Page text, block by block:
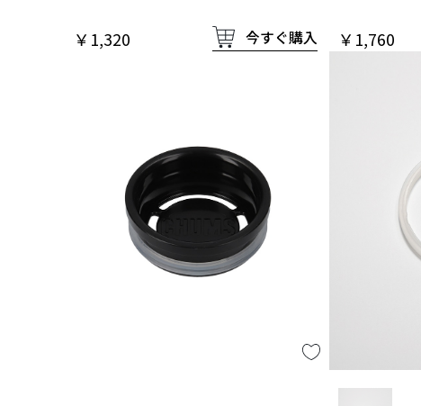
￥1,320 今すぐ購入 ￥1,760